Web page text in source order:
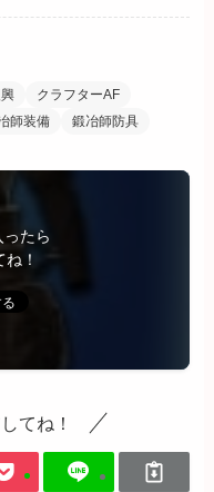
クラフターAF
師装備 鍛冶師防具
たら
！
てね！